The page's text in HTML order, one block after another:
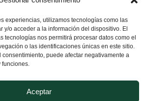
experiencias, utilizamos tecnologías como las
y/o acceder a la información del dispositivo. El
tecnologías nos permitirá procesar datos como el
o las identificaciones únicas en este sitio.
consentimiento, puede afectar negativamente a
funciones.
Aceptar
Aragón
de Prevención de Riesgos
F-1, 2ª Planta 50010